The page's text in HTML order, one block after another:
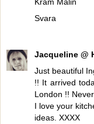
Svara
Jacqueline @
Just beautiful
!! It arrived
London !!
I love your
ideas. XXXX